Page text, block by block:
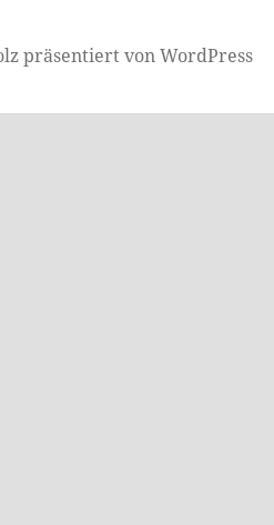
präsentiert von WordPress